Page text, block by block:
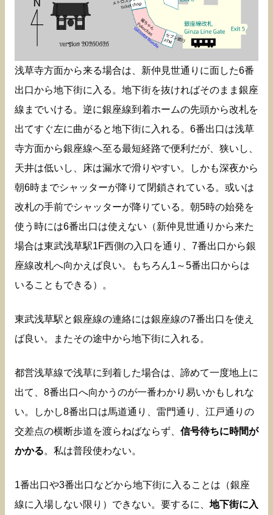
浅草寺方面から来る場合は、新仲見世通りに面した6番
出口から地下街に入る。地下街を抜ければそのまま銀座
線までいける。逆に銀座線到着ホームの先頭から改札を
出てすぐ左に曲がると地下街に入れる。6番出口は浅草
寺方面から銀座線へ至る最短経路で便利だが、狭いし、
天井は低いし、床は漏水で滑りやすい。しかも深夜から
朝6時までシャッターが降りて閉鎖されている。或いは
改札の手前でシャッターが降りている。朝5時の始発を
使う時には6番出口は使えない（新仲見世通りから来た
場合は東武浅草駅1F西側の入口を通り、7番出口から銀
座線改札へ向かえば良い。もちろん1～5番出口からは
いることもできる）。
東武浅草駅と銀座線の連絡には銀座線の7番出口を使え
ば良い。またその途中から地下街に入れる。
都営浅草線で浅草に到着した場合は、諦めて一度地上に
出て、8番出口へ向かうのが一番わかり易いかもしれな
い。しかし8番出口は馬道通り、雷門通り、江戸通りの
交差点の横断歩道を渡らねばならず、 信号待ちに時間が
かかる。私は普段使わない。
1番出口や3番出口などから地下街に入ることは（銀座
線に入場しない限り）できない。要するに、 地下街に入